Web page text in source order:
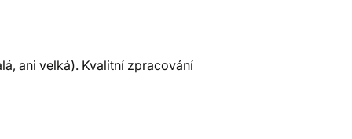
ani velká). Kvalitní zpracování